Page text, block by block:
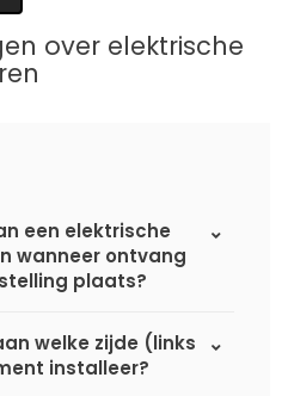
over elektrische
een elektrische
wanneer ontvang
plaats?
welke zijde (links
installeer?